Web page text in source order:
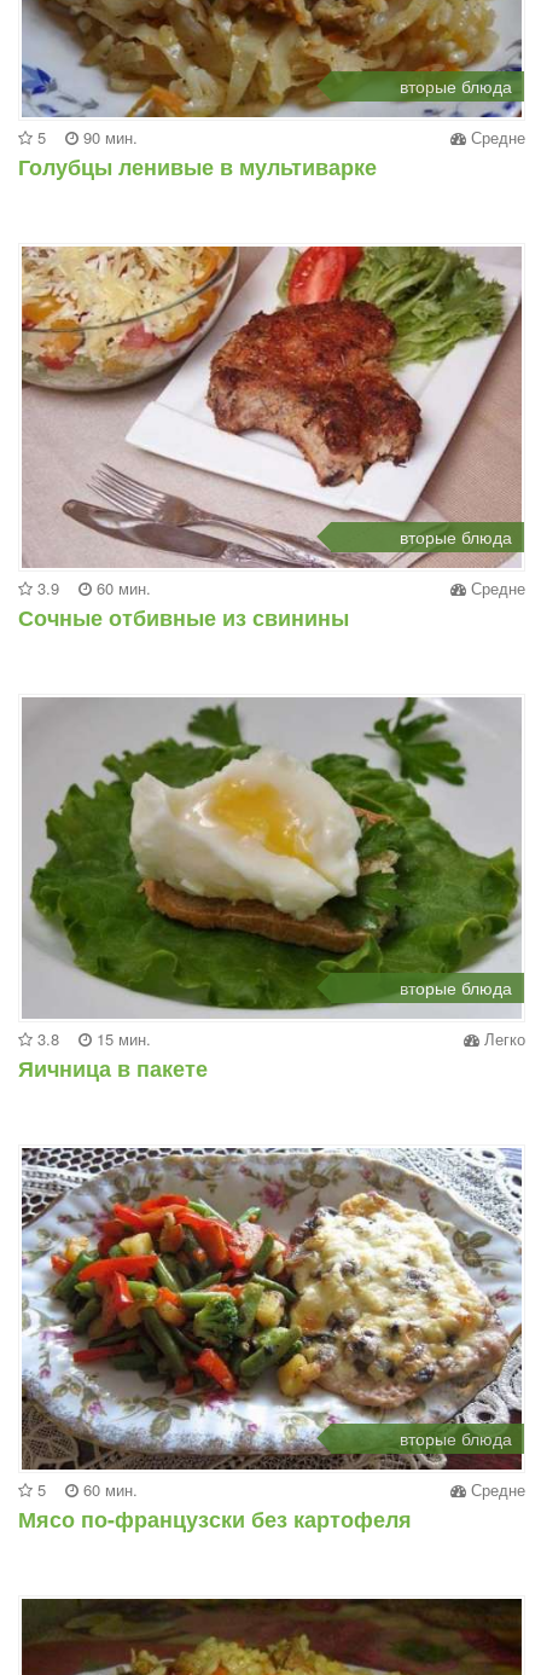
вторые блюда
5 90 мин. Средне
Голубцы ленивые в мультиварке
вторые блюда
3.9 60 мин. Средне
Сочные отбивные из свинины
вторые блюда
3.8 15 мин. Легко
Яичница в пакете
вторые блюда
5 60 мин. Средне
Мясо по-французски без картофеля